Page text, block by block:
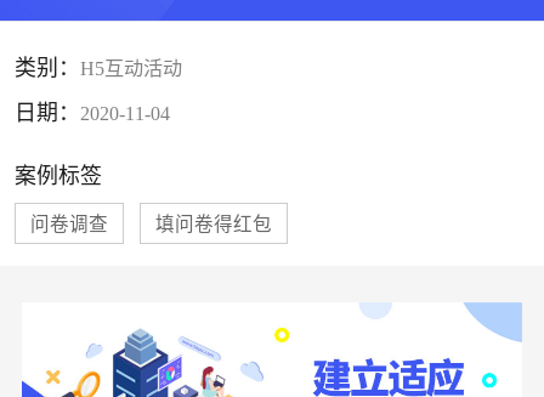
类别： H5互动活动
日期： 2020-11-04
案例标签
问卷调查 填问卷得红包